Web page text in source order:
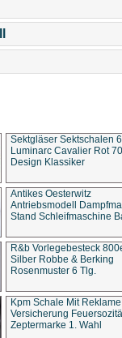
Sektgläser Sektschalen
Luminarc Cavalier Rot
Design Klassiker
Antikes Oesterwitz
Antriebsmodell
Stand Schleifmaschine
R&b Vorlegebesteck
Silber Robbe & Berking
Rosenmuster 6 Tlg.
Kpm Schale Mit Reklame
Versicherung
Zeptermarke 1. Wahl